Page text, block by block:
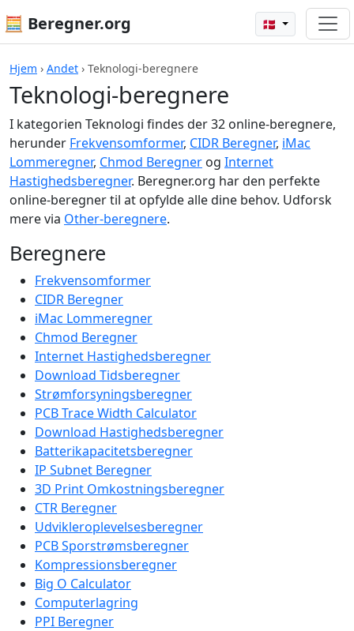
🧮 Beregner.org 🇩🇰
Hjem › Andet › Teknologi-beregnere
Teknologi-beregnere
I kategorien Teknologi findes der 32 online-beregnere,
herunder Frekvensomformer, CIDR Beregner, iMac
Lommeregner, Chmod Beregner og Internet
Hastighedsberegner. Beregner.org har den perfekte
online-beregner til at opfylde alle dine behov. Udforsk
mere via Other-beregnere.
Beregnere
Frekvensomformer
CIDR Beregner
iMac Lommeregner
Chmod Beregner
Internet Hastighedsberegner
Download Tidsberegner
Strømforsyningsberegner
PCB Trace Width Calculator
Download Hastighedsberegner
Batterikapacitetsberegner
IP Subnet Beregner
3D Print Omkostningsberegner
CTR Beregner
Udvikleroplevelsesberegner
PCB Sporstrømsberegner
Kompressionsberegner
Big O Calculator
Computerlagring
PPI Beregner